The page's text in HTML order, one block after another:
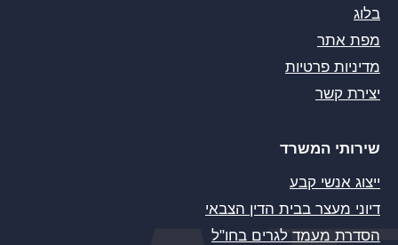
בלוג
מפת אתר
מדיניות פרטיות
יצירת קשר
שירותי המשרד
ייצוג אנשי קבע
דיוני מעצר בבית הדין הצבאי
הסדרת מעמד לגרים בחו"ל